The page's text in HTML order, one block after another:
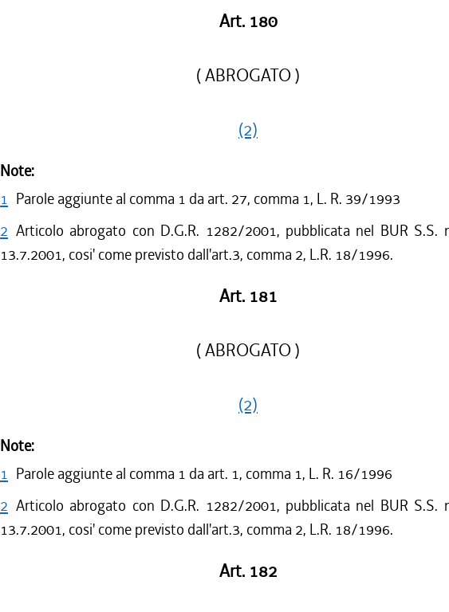
Art. 180
( ABROGATO )
(2)
Note:
1 Parole aggiunte al comma 1 da art. 27, comma 1, L. R. 39/1993
2 Articolo abrogato con D.G.R. 1282/2001, pubblicata nel BUR S.S.
13.7.2001, cosi' come previsto dall'art.3, comma 2, L.R. 18/1996.
Art. 181
( ABROGATO )
(2)
Note:
1 Parole aggiunte al comma 1 da art. 1, comma 1, L. R. 16/1996
2 Articolo abrogato con D.G.R. 1282/2001, pubblicata nel BUR S.S.
13.7.2001, cosi' come previsto dall'art.3, comma 2, L.R. 18/1996.
Art. 182